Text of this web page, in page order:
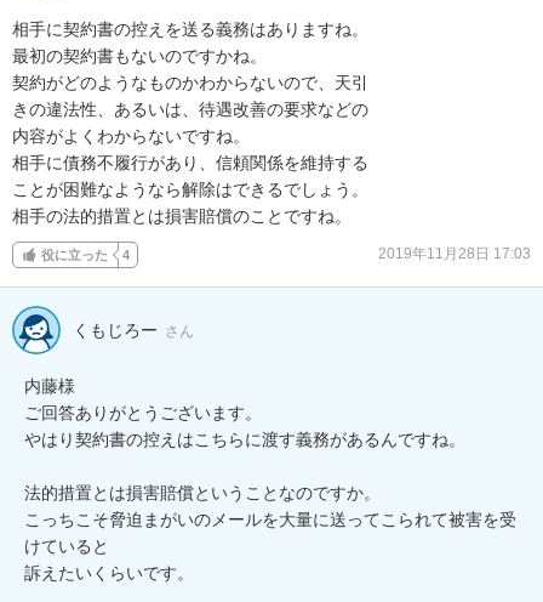
相手に契約書の控えを送る義務はありますね。
最初の契約書もないのですかね。
契約がどのようなものかわからないので、天引
きの違法性、あるいは、待遇改善の要求などの
内容がよくわからないですね。
相手に債務不履行があり、信頼関係を維持する
ことが困難なようなら解除はできるでしょう。
相手の法的措置とは損害賠償のことですね。
役に立った 4 2019年11月28日 17:03
くもじろー さん
内藤様
ご回答ありがとうございます。
やはり契約書の控えはこちらに渡す義務があるんですね。
法的措置とは損害賠償ということなのですか。
こっちこそ脅迫まがいのメールを大量に送ってこられて被害を受
けていると
訴えたいくらいです。